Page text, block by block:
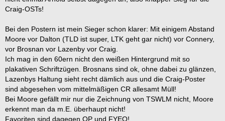
Craig-OSTs!
Bei den Postern ist mein Sieger schon klarer: Mit einigem Abstand
Moore vor Dalton (TLD ist super, LTK geht gar nicht) vor Connery,
vor Brosnan vor Lazenby vor Craig.
Ich mag in den 60ern nicht den weißen Hintergrund mit so
plakativen Schriftzügen. Brosnans sind ok, ohne dabei zu glänzen,
Lazenbys Haltung sieht recht dämlich aus und die Craig-Poster
sind abgesehen vom mittelmäßigen CR allesamt Müll!
Bei Moore gefällt mir nur die Zeichnung von TSWLM nicht, Moore
erkennt man da m.E. überhaupt nicht!
Favoriten sind dagegen OP und FYEO!